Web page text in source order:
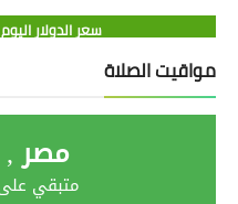
سعر الدولار اليوم
مواقيت الصلاة